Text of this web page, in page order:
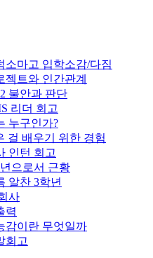
소마고 입학소감/다짐
젝트와 인간관계
불안과 판단
리더 회고
누구인가?
걸 배우기 위한 경험
인턴 회고
으로서 근황
알찬 3학년
사
력
감이란 무엇일까
회고